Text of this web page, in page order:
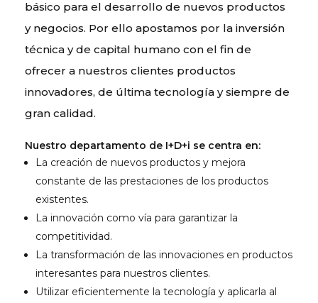
básico para el desarrollo de nuevos productos
y negocios. Por ello apostamos por la inversión
técnica y de capital humano con el fin de
ofrecer a nuestros clientes productos
innovadores, de última tecnología y siempre de
gran calidad.
Nuestro departamento de I+D+i se centra en:
La creación de nuevos productos y mejora
constante de las prestaciones de los productos
existentes.
La innovación como vía para garantizar la
competitividad.
La transformación de las innovaciones en productos
interesantes para nuestros clientes.
Utilizar eficientemente la tecnología y aplicarla al